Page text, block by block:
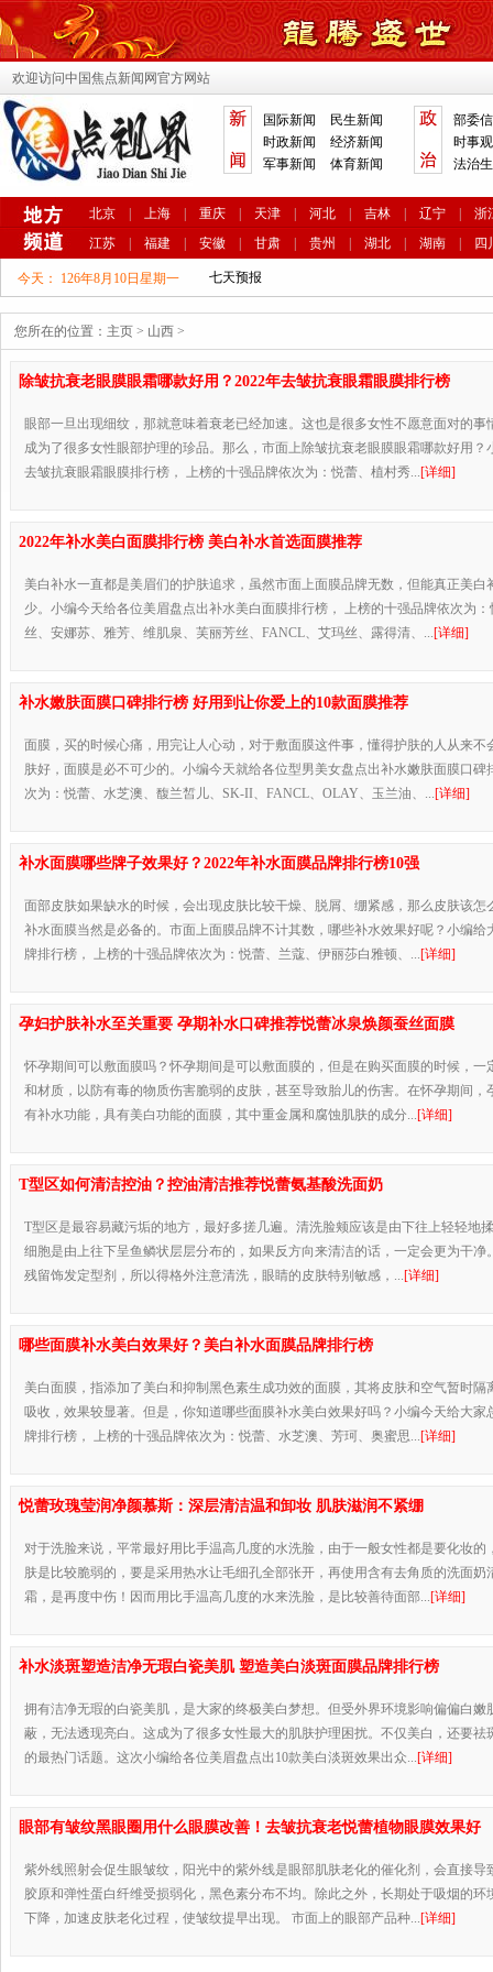
欢迎访问中国焦点新闻网官方网站
国际新闻
民生新闻
时政新闻
经济新闻
军事新闻
体育新闻
部委
时事
法治
北京 上海 重庆 天津 河北 吉林 辽宁
浙
江苏
福建 安徽 甘肃 贵州 湖北 湖南 四
今天： 126年8月10日星期一
您所在的位置： 主页 > 山西 >
除皱抗衰老眼膜眼霜哪款好用？2022年去皱抗衰眼霜眼膜排行榜
眼部一旦出现细纹，那就意味着衰老已经加速。这也是很多女性不愿意面对的事
成为了很多女性眼部护理的珍品。那么，市面上除皱抗衰老眼膜眼霜哪款好用？
去皱抗衰眼霜眼膜排行榜， 上榜的十强品牌依次为：悦蕾、植村秀...[详细]
2022年补水美白面膜排行榜 美白补水首选面膜推荐
美白补水一直都是美眉们的护肤追求，虽然市面上面膜品牌无数，但能真正美白
少。小编今天给各位美眉盘点出补水美白面膜排行榜， 上榜的十强品牌依次为
丝、安娜苏、雅芳、维肌泉、芙丽芳丝、FANCL、艾玛丝、露得清、...[详细]
补水嫩肤面膜口碑排行榜 好用到让你爱上的10款面膜推荐
面膜，买的时候心痛，用完让人心动，对于敷面膜这件事，懂得护肤的人从来不
肤好，面膜是必不可少的。小编今天就给各位型男美女盘点出补水嫩肤面膜口碑
次为：悦蕾、水芝澳、馥兰皙儿、SK-II、FANCL、OLAY、玉兰油、...[详细]
补水面膜哪些牌子效果好？2022年补水面膜品牌排行榜10强
面部皮肤如果缺水的时候，会出现皮肤比较干燥、脱屑、绷紧感，那么皮肤该怎
补水面膜当然是必备的。市面上面膜品牌不计其数，哪些补水效果好呢？小编给
牌排行榜， 上榜的十强品牌依次为：悦蕾、兰蔻、伊丽莎白雅顿、...[详细]
孕妇护肤补水至关重要 孕期补水口碑推荐悦蕾冰泉焕颜蚕丝面膜
怀孕期间可以敷面膜吗？怀孕期间是可以敷面膜的，但是在购买面膜的时候，一
和材质，以防有毒的物质伤害脆弱的皮肤，甚至导致胎儿的伤害。在怀孕期间，
有补水功能，具有美白功能的面膜，其中重金属和腐蚀肌肤的成分...[详细]
T型区如何清洁控油？控油清洁推荐悦蕾氨基酸洗面奶
T型区是最容易藏污垢的地方，最好多搓几遍。清洗脸颊应该是由下往上轻轻地
细胞是由上往下呈鱼鳞状层层分布的，如果反方向来清洁的话，一定会更为干净
残留饰发定型剂，所以得格外注意清洗，眼睛的皮肤特别敏感，...[详细]
哪些面膜补水美白效果好？美白补水面膜品牌排行榜
美白面膜，指添加了美白和抑制黑色素生成功效的面膜，其将皮肤和空气暂时隔
吸收，效果较显著。但是，你知道哪些面膜补水美白效果好吗？小编今天给大家
牌排行榜， 上榜的十强品牌依次为：悦蕾、水芝澳、芳珂、奥蜜思...[详细]
悦蕾玫瑰莹润净颜慕斯：深层清洁温和卸妆 肌肤滋润不紧绷
对于洗脸来说，平常最好用比手温高几度的水洗脸，由于一般女性都是要化妆的
肤是比较脆弱的，要是采用热水让毛细孔全部张开，再使用含有去角质的洗面奶
霜，是再度中伤！因而用比手温高几度的水来洗脸，是比较善待面部...[详细]
补水淡斑塑造洁净无瑕白瓷美肌 塑造美白淡斑面膜品牌排行榜
拥有洁净无瑕的白瓷美肌，是大家的终极美白梦想。但受外界环境影响偏偏白嫩
蔽，无法透现亮白。这成为了很多女性最大的肌肤护理困扰。不仅美白，还要祛
的最热门话题。这次小编给各位美眉盘点出10款美白淡斑效果出众...[详细]
眼部有皱纹黑眼圈用什么眼膜改善！去皱抗衰老悦蕾植物眼膜效果好
紫外线照射会促生眼皱纹，阳光中的紫外线是眼部肌肤老化的催化剂，会直接导
胶原和弹性蛋白纤维受损弱化，黑色素分布不均。除此之外，长期处于吸烟的环
下降，加速皮肤老化过程，使皱纹提早出现。 市面上的眼部产品种...[详细]